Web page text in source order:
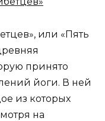
или «Пять
принято
йоги. В ней
из которых
на